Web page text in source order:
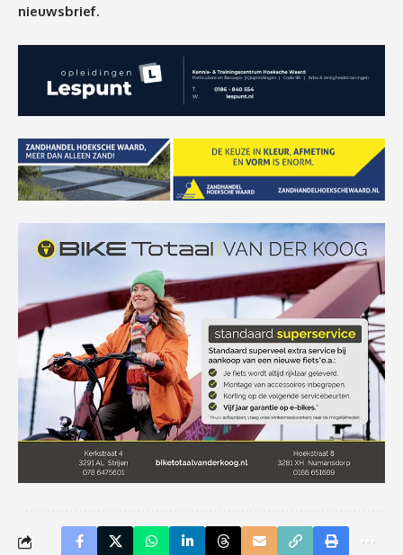
nieuwsbrief.